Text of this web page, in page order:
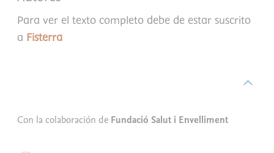
Para ver el texto completo debe de estar suscrito
a Fisterra
Con la colaboración de Fundació Salut i Envelliment